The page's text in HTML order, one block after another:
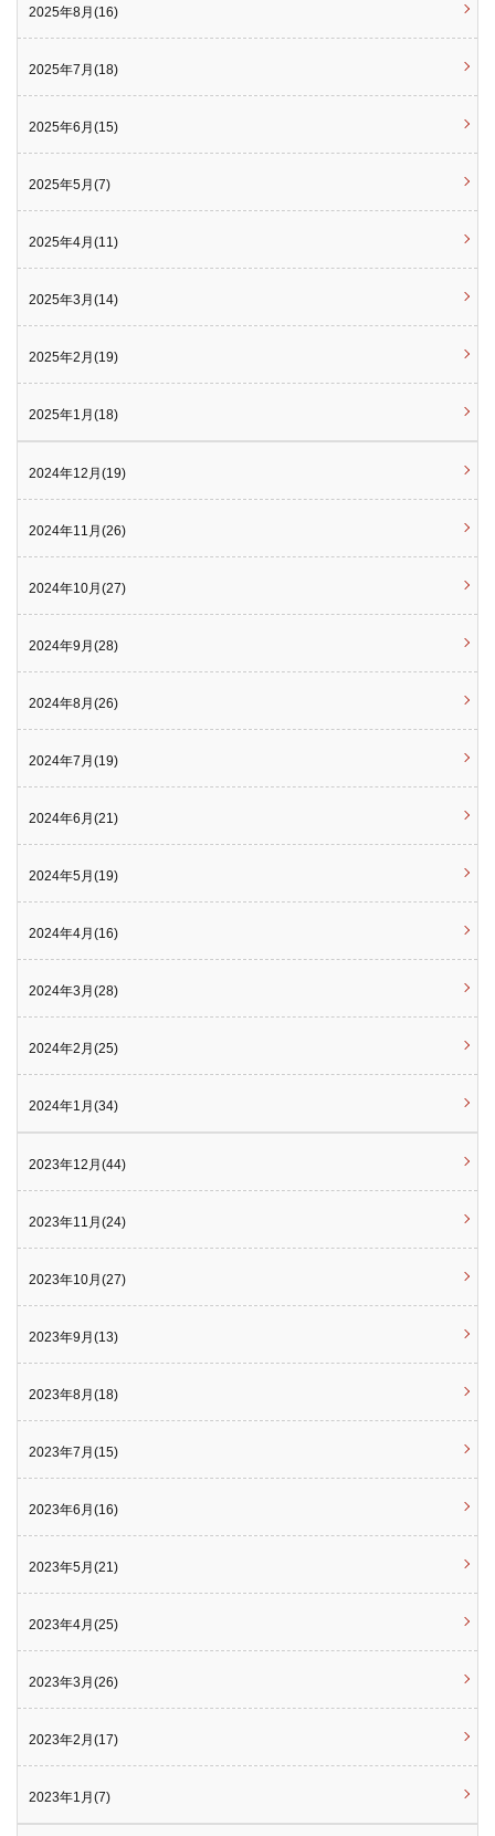
2025年8月(16)
2025年7月(18)
2025年6月(15)
2025年5月(7)
2025年4月(11)
2025年3月(14)
2025年2月(19)
2025年1月(18)
2024年12月(19)
2024年11月(26)
2024年10月(27)
2024年9月(28)
2024年8月(26)
2024年7月(19)
2024年6月(21)
2024年5月(19)
2024年4月(16)
2024年3月(28)
2024年2月(25)
2024年1月(34)
2023年12月(44)
2023年11月(24)
2023年10月(27)
2023年9月(13)
2023年8月(18)
2023年7月(15)
2023年6月(16)
2023年5月(21)
2023年4月(25)
2023年3月(26)
2023年2月(17)
2023年1月(7)